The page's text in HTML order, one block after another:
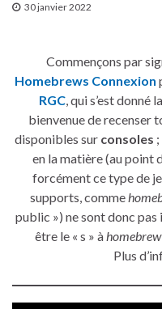
30 janvier 2022
Commençons par
Homebrews Connexion
RGC, qui s’est donné
bienvenue de recenser
disponibles sur consoles
en la matière (au point
forcément ce type de
supports, comme
public ») ne sont donc
être le « s » àhomebrew
Plus